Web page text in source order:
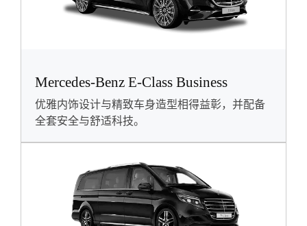
Mercedes-Benz E-Class Business
优雅内饰设计与精致车身造型相得益彰，并配备
全套安全与舒适科技。